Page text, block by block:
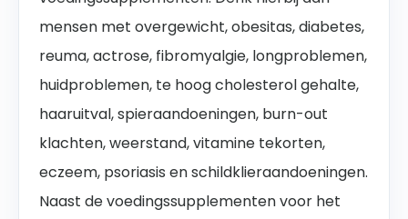
mensen met overgewicht, obesitas, diabetes,
reuma, actrose, fibromyalgie, longproblemen,
huidproblemen, te hoog cholesterol gehalte,
haaruitval, spieraandoeningen, burn-out
klachten, weerstand, vitamine tekorten,
eczeem, psoriasis en schildklieraandoeningen.
Naast de voedingssupplementen voor het